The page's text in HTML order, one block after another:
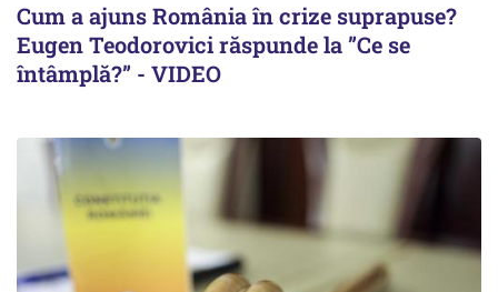
Cum a ajuns România în crize suprapuse?
Eugen Teodorovici răspunde la ”Ce se
întâmplă?” - VIDEO